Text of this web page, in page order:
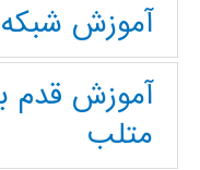
آموزش
آموزش قدم
متلب